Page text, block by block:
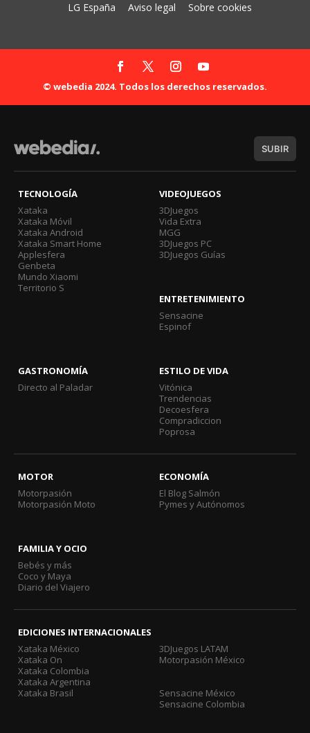
LG España Aviso legal Sobre cookies
© webedia 2024. Todos los derechos reservados.
SUBIR
TECNOLOGÍA
Xataka
Xataka Móvil
Xataka Android
Xataka Smart Home
Applesfera
Genbeta
Mundo Xiaomi
Territorio S
VIDEOJUEGOS
3DJuegos
Vida Extra
MGG
3DJuegos PC
3DJuegos Guías
ENTRETENIMIENTO
Sensacine
Espinof
GASTRONOMÍA
Directo al Paladar
ESTILO DE VIDA
Vitónica
Trendencias
Decoesfera
Compradiccion
Poprosa
MOTOR
Motorpasión
Motorpasión Moto
ECONOMÍA
El Blog Salmón
Pymes y Autónomos
FAMILIA Y OCIO
Bebés y más
Coco y Maya
Diario del Viajero
EDICIONES INTERNACIONALES
Xataka México
Xataka On
Xataka Colombia
Xataka Argentina
Xataka Brasil
3DJuegos LATAM
Motorpasión México
Sensacine México
Sensacine Colombia